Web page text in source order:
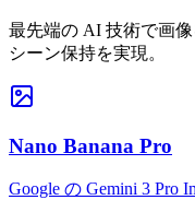
最先端の AI 技術で画
シーン保持を実現。
Nano Banana Pro
Google の Gemini 3 Pro